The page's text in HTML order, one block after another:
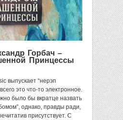
Горбач –
Принцессы
выпускает “нерэп
это что-то электронное.
было бы вкратце назвать
однако, правды ради,
присутствует. С